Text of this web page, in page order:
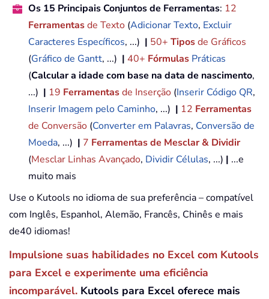
Os 15 Principais Conjuntos de Ferramentas: 12
Ferramentasde Texto (Adicionar Texto, Excluir
Caracteres Específicos, ...) | 50+ Tiposde Gráficos
(Gráfico de Gantt, ...) | 40+ Fórmulas Práticas
(Calcular a idade com base na data de nascimento,
...) | 19 Ferramentasde Inserção (Inserir Código QR,
Inserir Imagem pelo Caminho, ...) | 12 Ferramentas
de Conversão (Converter em Palavras, Conversão de
Moeda, ...) | 7 Ferramentas de Mesclar & Dividir
(Mesclar Linhas Avançado, Dividir Células, ...) | ...e
muito mais
Use o Kutools no idioma de sua preferência – compatível
com Inglês, Espanhol, Alemão, Francês, Chinês e mais
de40 idiomas!
Impulsione suas habilidades no Excel com Kutools
para Excel e experimente uma eficiência
incomparável. Kutools para Excel oferece mais